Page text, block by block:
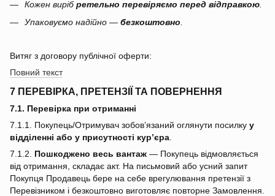
Кожен вирібретельно перевіряємо перед відправкою.
Упаковуємо надійно — безкоштовно
Витяг з договору публічної оферти:
Повний текст
7 ПЕРЕВІРКА, ПРЕТЕНЗІЇ ТА ПОВЕРНЕННЯ
7.1. Перевірка при отриманні
7.1.1. Покупець/Отримувач зобов’язаний оглянути посилку у
відділенні або у присутності кур’єра
7.1.2. Пошкоджено весь вантаж — Покупець відмовляється
від отримання, складає акт. На письмовий або усний запит
Покупця Продавець бере на себе врегулювання претензії з
Перевізником і безкоштовно виготовляє повторне Замовлення.